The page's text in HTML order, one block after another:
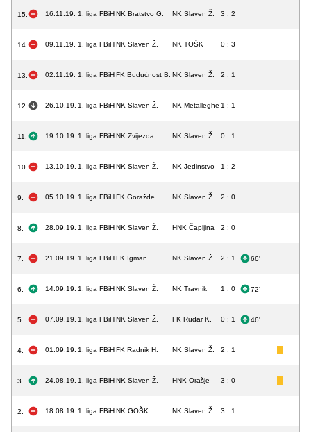
15. 16.11.19. 1. liga FBiHNK Bratstvo G. NK Slaven Ž. 3 : 2
14. 09.11.19. 1. liga FBiHNK Slaven Ž. NK TOŠK 0 : 3
13. 02.11.19. 1. liga FBiHFK Budućnost B. NK Slaven Ž. 2 : 1
12. 26.10.19. 1. liga FBiHNK Slaven Ž. NK Metalleghe 1 : 1
11. 19.10.19. 1. liga FBiHNK Zvijezda NK Slaven Ž. 0 : 1
10. 13.10.19. 1. liga FBiHNK Slaven Ž. NK Jedinstvo 1 : 2
9. 05.10.19. 1. liga FBiHFK Goražde NK Slaven Ž. 2 : 0
8. 28.09.19. 1. liga FBiHNK Slaven Ž. HNK Čapljina 2 : 0
7. 21.09.19. 1. liga FBiHFK Igman NK Slaven Ž. 2 : 1 66'
6. 14.09.19. 1. liga FBiHNK Slaven Ž. NK Travnik 1 : 0 72'
5. 07.09.19. 1. liga FBiHNK Slaven Ž. FK Rudar K. 0 : 1 46'
4. 01.09.19. 1. liga FBiHFK Radnik H. NK Slaven Ž. 2 : 1
3. 24.08.19. 1. liga FBiHNK Slaven Ž. HNK Orašje 3 : 0
2. 18.08.19. 1. liga FBiHNK GOŠK NK Slaven Ž. 3 : 1